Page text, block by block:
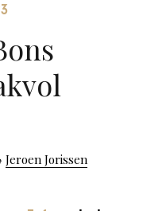
Jeroen Jorissen